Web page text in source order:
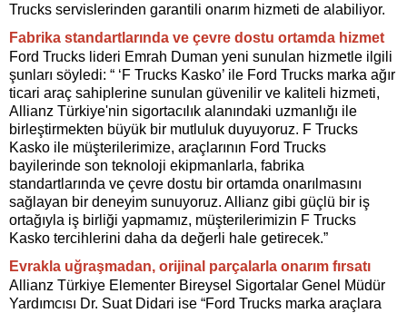
Trucks servislerinden garantili onarım hizmeti de alabiliyor.
Fabrika standartlarında ve çevre dostu ortamda hizmet
Ford Trucks lideri Emrah Duman yeni sunulan hizmetle ilgili
şunları söyledi: “ ‘F Trucks Kasko’ ile Ford Trucks marka ağır
ticari araç sahiplerine sunulan güvenilir ve kaliteli hizmeti,
Allianz Türkiye'nin sigortacılık alanındaki uzmanlığı ile
birleştirmekten büyük bir mutluluk duyuyoruz. F Trucks
Kasko ile müşterilerimize, araçlarının Ford Trucks
bayilerinde son teknoloji ekipmanlarla, fabrika
standartlarında ve çevre dostu bir ortamda onarılmasını
sağlayan bir deneyim sunuyoruz. Allianz gibi güçlü bir iş
ortağıyla iş birliği yapmamız, müşterilerimizin F Trucks
Kasko tercihlerini daha da değerli hale getirecek.”
Evrakla uğraşmadan, orijinal parçalarla onarım fırsatı
Allianz Türkiye Elementer Bireysel Sigortalar Genel Müdür
Yardımcısı Dr. Suat Didari ise “Ford Trucks marka araçlara